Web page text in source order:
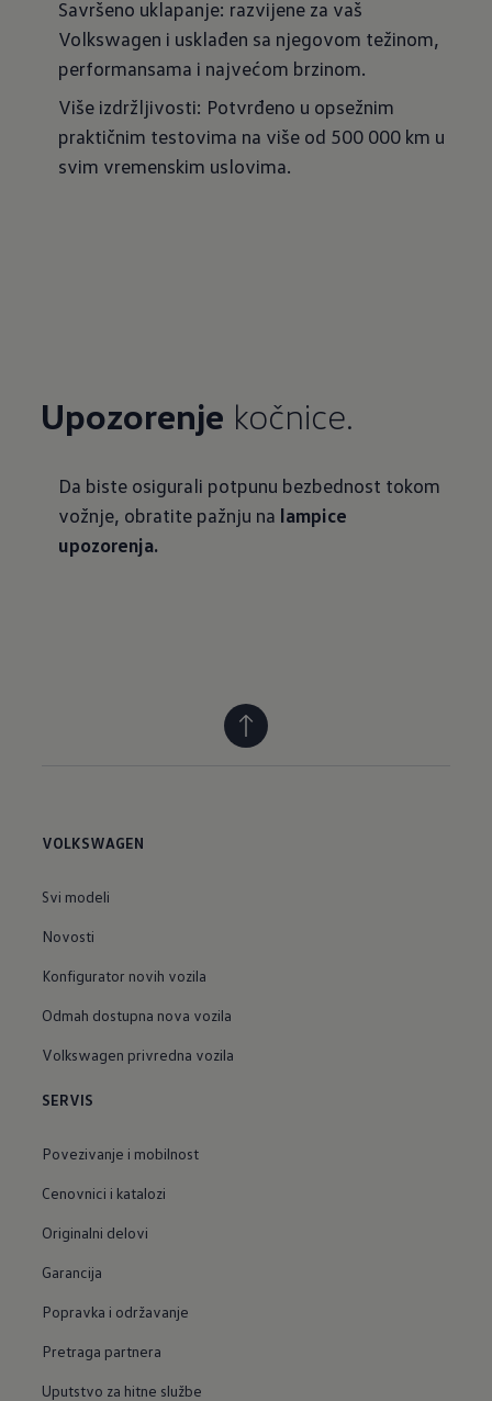
Savršeno uklapanje: razvijene za vaš
Volkswagen i usklađen sa njegovom težinom,
performansama i najvećom brzinom.
Više izdržljivosti: Potvrđeno u opsežnim
praktičnim testovima na više od 500 000 km u
svim vremenskim uslovima.
Upozorenje kočnice.
Da biste osigurali potpunu bezbednost tokom
vožnje, obratite pažnju na lampice
upozorenja.
VOLKSWAGEN
Svi modeli
Novosti
Konfigurator novih vozila
Odmah dostupna nova vozila
Volkswagen privredna vozila
SERVIS
Povezivanje i mobilnost
Cenovnici i katalozi
Originalni delovi
Garancija
Popravka i održavanje
Pretraga partnera
Uputstvo za hitne službe